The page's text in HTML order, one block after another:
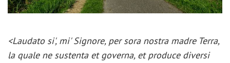
<Laudato si', mi' Signore, per sora nostra madre Terra,
la quale ne sustenta et governa, et produce diversi